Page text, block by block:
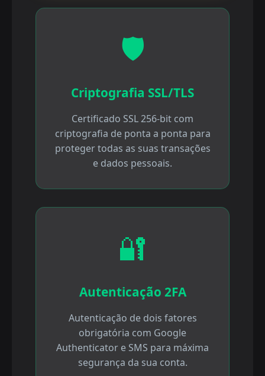
🛡️
Criptografia SSL/TLS
Certificado SSL 256-bit com
criptografia de ponta a ponta para
proteger todas as suas transações
e dados pessoais.
🔐
Autenticação 2FA
Autenticação de dois fatores
obrigatória com Google
Authenticator e SMS para máxima
segurança da sua conta.